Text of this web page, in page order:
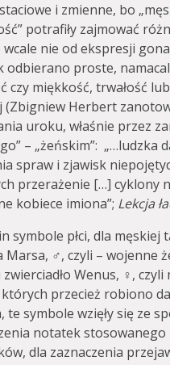
i zmienne, bo
potrafiły zajmować
wcale nie od ekspresji
odbierano proste,
czy miękkość, trwałość
(Zbigniew Herbert
uroku, właśnie przez
– „żeńskim”: „…ludzka
spraw i zjawisk
przerażenie […] cyklony
kobiece imiona”; Lekcja
symbole płci, dla męskiej
Marsa, ♂, czyli – wojenne
Wenus, ♀, czyli
przecież robiono
te symbole wzięły się ze
notatek stosowanego
dla zaznaczenia